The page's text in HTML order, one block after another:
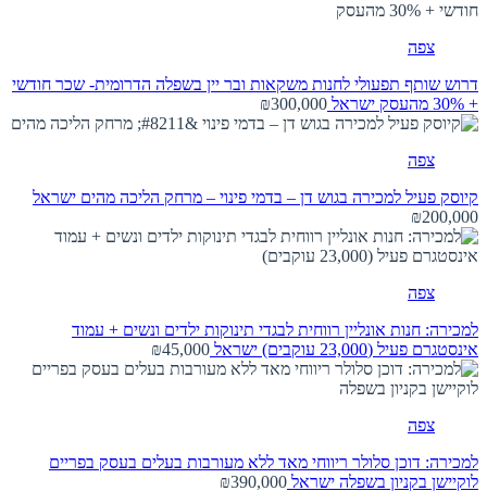
צפה
דרוש שותף תפעולי לחנות משקאות ובר יין בשפלה הדרומית- שכר חודשי
+ 30% מהעסק
ישראל ₪300,000
צפה
קיוסק פעיל למכירה בגוש דן – בדמי פינוי – מרחק הליכה מהים ישראל
₪200,000
צפה
למכירה: חנות אונליין רווחית לבגדי תינוקות ילדים ונשים + עמוד
אינסטגרם פעיל (23,000 עוקבים)
ישראל ₪45,000
צפה
למכירה: דוכן סלולר ריווחי מאד ללא מעורבות בעלים בעסק בפריים
לוקיישן בקניון בשפלה ישראל ₪390,000